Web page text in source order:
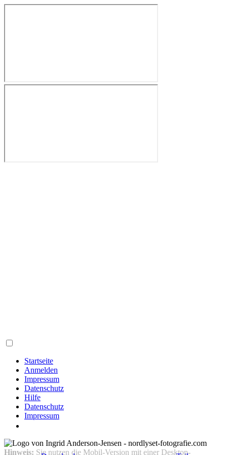
Startseite
Anmelden
Impressum
Datenschutz
Hilfe
Datenschutz
Impressum
Hinweis: Sie nutzen die Mobil-Version mit einer Desktop-